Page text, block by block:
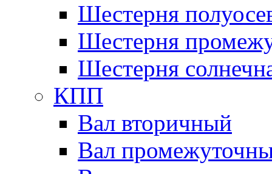
Шестерня
Шестерня
Шестерня
КПП
Вал вторичный
Вал